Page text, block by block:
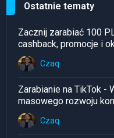
Ostatnie tematy
Zacznij zarabiać 100
cashback, promocje i
Czaq
Zarabianie na TikTok -
masowego rozwoju
Czaq